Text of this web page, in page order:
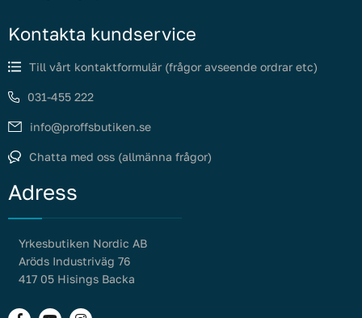
Kontakta kundservice
Till vårt kontaktformulär (frågor avseende ordrar etc)
031-455 222
info@proffsbutiken.se
Chatta med oss (allmänna frågor)
Adress
Yrkesbutiken Nordic AB
Aröds Industriväg 76
417 05 Hisings Backa